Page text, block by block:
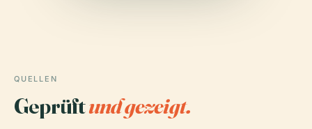
QUELLEN
Geprüftund gezeigt.